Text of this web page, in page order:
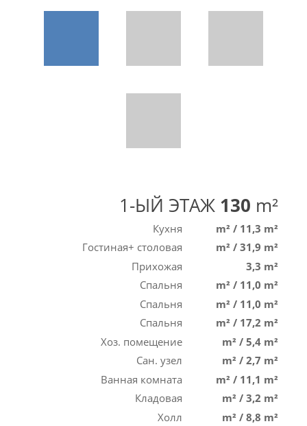
1-ЫЙ ЭТАЖ 130 m²
Кухня m² / 11,3 m²
Гостиная+ столовая
m² / 31,9 m²
Прихожая
3,3 m²
Спальня
m² / 11,0 m²
Спальня
m² / 11,0 m²
Спальня
m² / 17,2 m²
Хоз. помещение
m² / 5,4 m²
Сан. узел
m² / 2,7 m²
Ванная комната
m² / 11,1 m²
Кладовая
m² / 3,2 m²
Холл
m² / 8,8 m²